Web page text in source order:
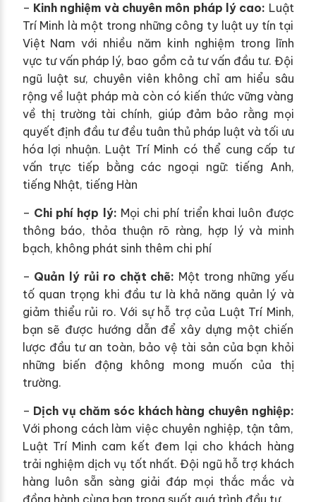
– Kinh nghiệm và chuyên môn pháp lý cao: Luật
Trí Minh là một trong những công ty luật uy tín tại
Việt Nam với nhiều năm kinh nghiệm trong lĩnh
vực tư vấn pháp lý, bao gồm cả tư vấn đầu tư. Đội
ngũ luật sư, chuyên viên không chỉ am hiểu sâu
rộng về luật pháp mà còn có kiến thức vững vàng
về thị trường tài chính, giúp đảm bảo rằng mọi
quyết định đầu tư đều tuân thủ pháp luật và tối ưu
hóa lợi nhuận. Luật Trí Minh có thể cung cấp tư
vấn trực tiếp bằng các ngoại ngữ: tiếng Anh,
tiếng Nhật, tiếng Hàn
– Chi phí hợp lý: Mọi chi phí triển khai luôn được
thông báo, thỏa thuận rõ ràng, hợp lý và minh
bạch, không phát sinh thêm chi phí
– Quản lý rủi ro chặt chẽ: Một trong những yếu
tố quan trọng khi đầu tư là khả năng quản lý và
giảm thiểu rủi ro. Với sự hỗ trợ của Luật Trí Minh,
bạn sẽ được hướng dẫn để xây dựng một chiến
lược đầu tư an toàn, bảo vệ tài sản của bạn khỏi
những biến động không mong muốn của thị
trường.
– Dịch vụ chăm sóc khách hàng chuyên nghiệp:
Với phong cách làm việc chuyên nghiệp, tận tâm,
Luật Trí Minh cam kết đem lại cho khách hàng
trải nghiệm dịch vụ tốt nhất. Đội ngũ hỗ trợ khách
hàng luôn sẵn sàng giải đáp mọi thắc mắc và